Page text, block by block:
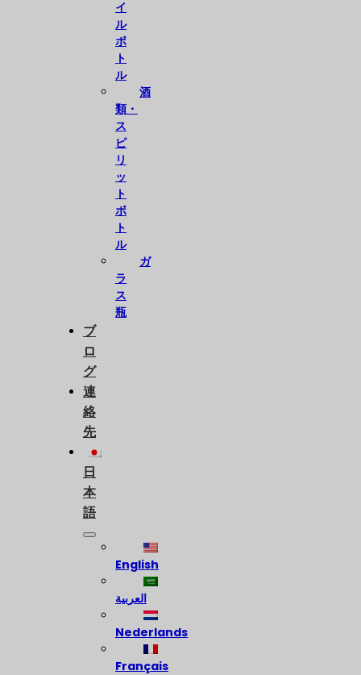
イ
ル
ボ
ト
ル
酒
類・
ス
ピ
リ
ッ
ト
ボ
ト
ル
ガ
ラ
ス
瓶
ブ
ロ
グ
連
絡
先
日
本
語
English
العربية
Nederlands
Français